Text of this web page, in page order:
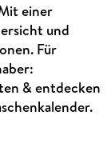
einer
und
Für
& entdecken